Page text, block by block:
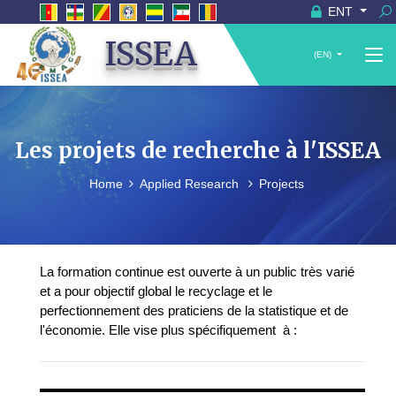
ENT
ISSEA (EN)
Les projets de recherche à l'ISSEA
Home Applied Research Projects
La formation continue est ouverte à un public très varié
et a pour objectif global le recyclage et le
perfectionnement des praticiens de la statistique et de
l'économie. Elle vise plus spécifiquement à :